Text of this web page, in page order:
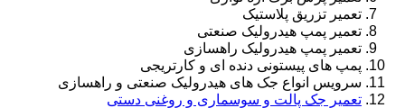
تعمیر تزریق پلاستیک
تعمیر پمپ هیدرولیک صنعتی
تعمیر پمپ هیدرولیک راهسازی
پمپ های پیستونی دنده ای و کارتریجی
سرویس انواع جک های هیدرولیک صنعتی و راهسازی
تعمیر جک پالت و سوسماری و روغنی دستی